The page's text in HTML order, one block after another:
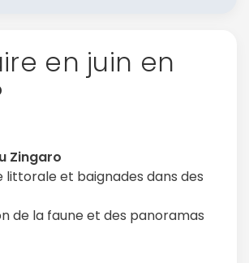
en juin en
Zingaro
littorale et baignades dans des
de la faune et des panoramas